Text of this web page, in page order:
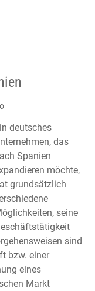
deutsches
das
Spanien
möchte,
grundsätzlich
seine
sind
bzw. einer
eines
Markt